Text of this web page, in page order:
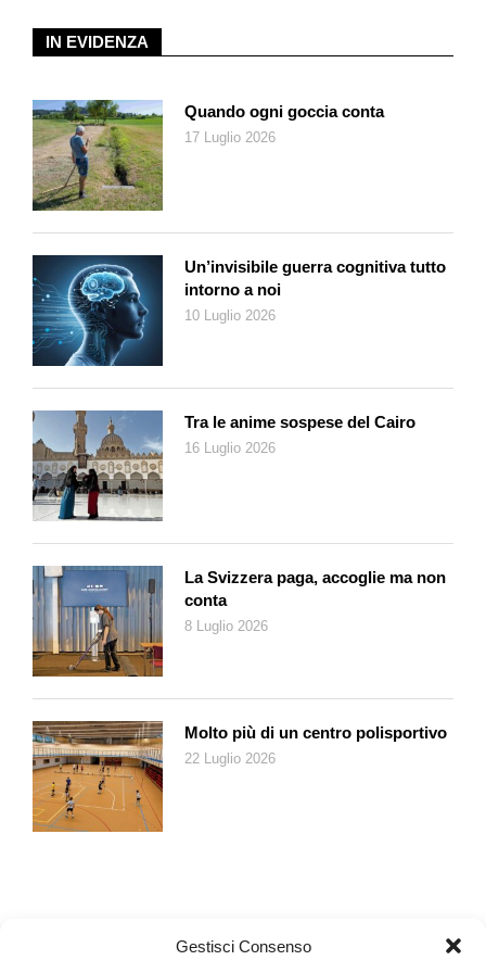
Gestisci Consenso
IN EVIDENZA
Quando ogni goccia conta
17 Luglio 2026
Un’invisibile guerra cognitiva tutto
intorno a noi
10 Luglio 2026
Tra le anime sospese del Cairo
16 Luglio 2026
La Svizzera paga, accoglie ma non
conta
8 Luglio 2026
Molto più di un centro polisportivo
22 Luglio 2026